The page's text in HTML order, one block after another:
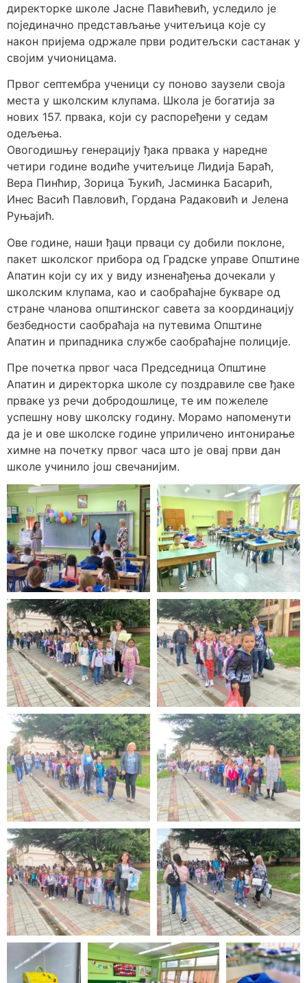
директорке школе Јасне Павићевић, уследило је
појединачно представљање учитељица које су
након пријема одржале први родитељски састанак у
својим учионицама.
Првог септембра ученици су поново заузели своја
места у школским клупама. Школа је богатија за
нових 157. првака, који су распоређени у седам
одељења.
Овогодишњу генерацију ђака првака у наредне
четири године водиће учитељице Лидија Бараћ,
Вера Пинћир, Зорица Ђукић, Јасминка Басарић,
Инес Васић Павловић, Гордана Радаковић и Јелена
Руњајић.
Ове године, наши ђаци прваци су добили поклоне,
пакет школског прибора од Градске управе Општине
Апатин који су их у виду изненађења дочекали у
школским клупама, као и саобраћајне букваре од
стране чланова општинског савета за координацију
безбедности саобраћаја на путевима Општине
Апатин и припадника службе саобраћајне полиције.
Пре почетка првог часа Председница Општине
Апатин и директорка школе су поздравиле све ђаке
прваке уз речи добродошлице, те им пожелеле
успешну нову школску годину. Морамо напоменути
да је и ове школске године уприличено интонирање
химне на почетку првог часа што је овај први дан
школе учинило још свечанијим.